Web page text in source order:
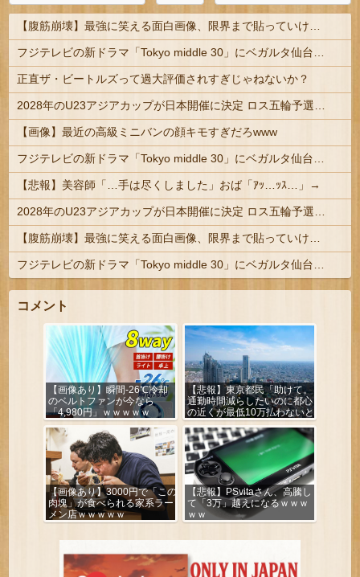
正直ザ・ビートルズって過大評価されすぎじゃねないか？
【画像】最近の高級ミニバンの顔キモすぎだろwww
【悲報】美容師「…手は尽くしました」おば「ｱｯ…ｯｽ…」→
コメント
【画像あり】瞬間-26℃冷却
のベルトファンが今なら
「4,980円」ｗｗｗｗｗ
【悲報】東京都民「助けて。
通勤時間減らしたいのに都心
の近くが最低10万払わないと
住めないの」
【画像あり】3000円で「この
肉塊」が食べられる家系ラー
メン店ｗｗｗｗｗ
【悲報】PSvitaさん、高騰し
て「3万」越えになるｗｗｗ
ｗｗ